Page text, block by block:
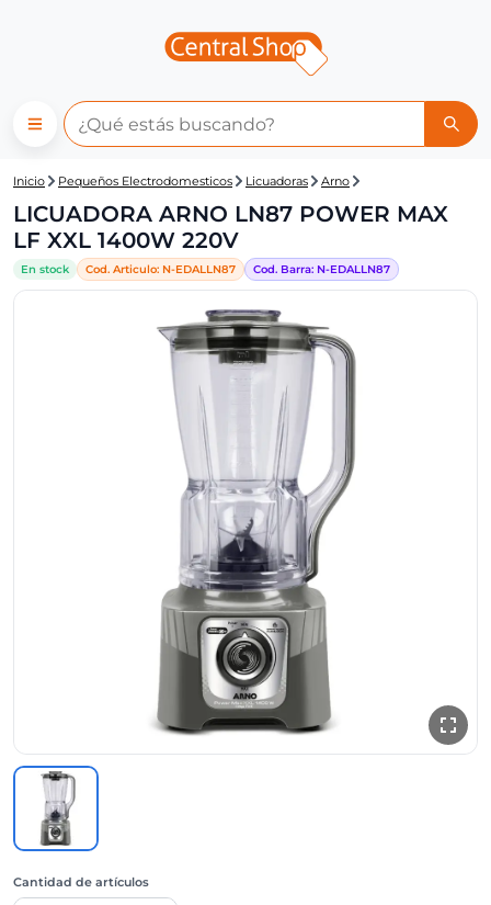
Central Shop: LICUADORA
Inicio Pequeños Electrodomesticos Licuadoras Arno
LICUADORA ARNO LN87 POWER MAX
LF XXL 1400W 220V
En stock Cod. Articulo: N-EDALLN87 Cod. Barra: N-EDALLN87
Cantidad de artículos